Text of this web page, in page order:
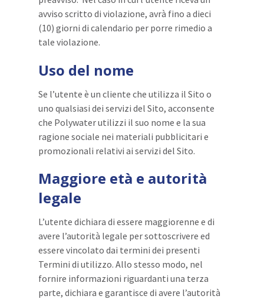
avviso scritto di violazione, avrà fino a dieci
(10) giorni di calendario per porre rimedio a
tale violazione.
Uso del nome
Se l’utente è un cliente che utilizza il Sito o
uno qualsiasi dei servizi del Sito, acconsente
che Polywater utilizzi il suo nome e la sua
ragione sociale nei materiali pubblicitari e
promozionali relativi ai servizi del Sito.
Maggiore età e autorità
legale
L’utente dichiara di essere maggiorenne e di
avere l’autorità legale per sottoscrivere ed
essere vincolato dai termini dei presenti
Termini di utilizzo. Allo stesso modo, nel
fornire informazioni riguardanti una terza
parte, dichiara e garantisce di avere l’autorità